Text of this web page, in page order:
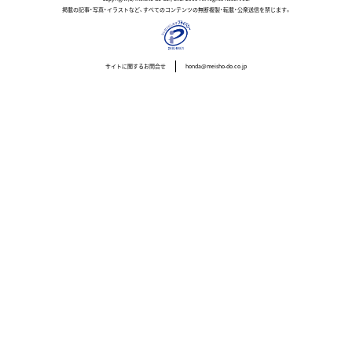
掲載の記事・写真・イラストなど、すべてのコンテンツの無断複製・転載・公衆送信を禁じます。
サイトに関するお問合せ honda@meisho-do.co.jp